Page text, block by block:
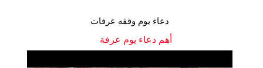
دعاء يوم وقفه عرفات
أهم دعاء يوم عرفة